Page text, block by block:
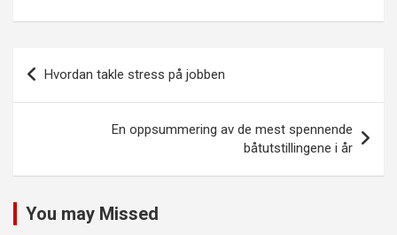
Innleggsnavigasjon
Hvordan takle stress på jobben
En oppsummering av de mest spennende
båtutstillingene i år
You may Missed